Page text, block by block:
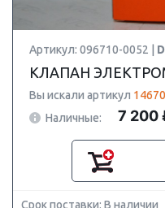
Артикул: 096710-0052 |
КЛАПАН
Вы искали артикул
Наличные:
7 200
Срок поставки: В наличии